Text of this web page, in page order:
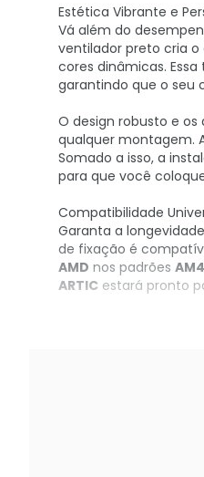
Estética Vibrante e
Vá além do
ventilador preto cria
cores dinâmicas.
garantindo que o seu
O design robusto e
qualquer montagem.
Somado a isso, a
para que você
Compatibilidade
Garanta a
de fixação é
AMD nos padrões AM4
ARTIC estará pronto